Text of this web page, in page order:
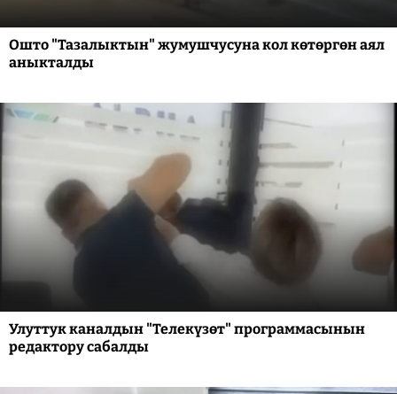
Ошто "Тазалыктын" жумушчусуна кол көтөргөн аял
аныкталды
Улуттук каналдын "Телекүзөт" программасынын
редактору сабалды